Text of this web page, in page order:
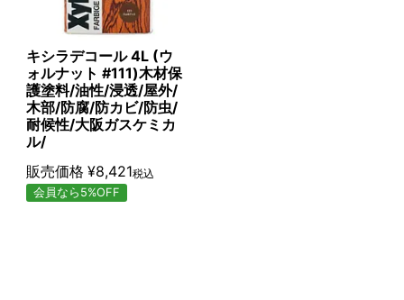
キシラデコール 4L (ウ
ォルナット #111)木材保
護塗料/油性/浸透/屋外/
木部/防腐/防カビ/防虫/
耐候性/大阪ガスケミカ
ル/
販売価格 ¥8,421税込
会員なら5%OFF